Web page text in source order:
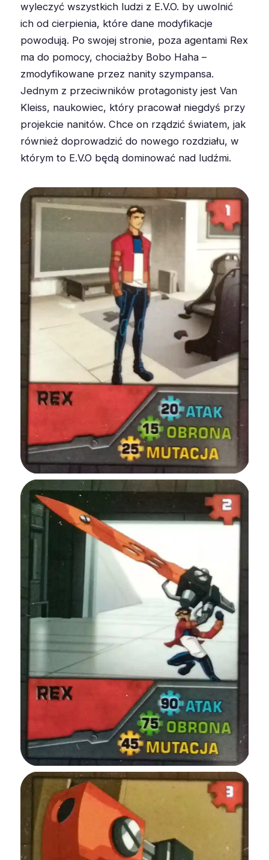
wyleczyć wszystkich ludzi z E.V.O. by uwolnić
ich od cierpienia, które dane modyfikacje
powodują. Po swojej stronie, poza agentami Rex
ma do pomocy, chociażby Bobo Haha –
zmodyfikowane przez nanity szympansa.
Jednym z przeciwników protagonisty jest Van
Kleiss, naukowiec, który pracował niegdyś przy
projekcie nanitów. Chce on rządzić światem, jak
również doprowadzić do nowego rozdziału, w
którym to E.V.O będą dominować nad ludźmi.